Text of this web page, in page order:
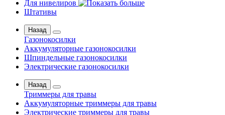
Для нивелиров
Штативы
Назад
Газонокосилки
Аккумуляторные газонокосилки
Шпиндельные газонокосилки
Электрические газонокосилки
Назад
Триммеры для травы
Аккумуляторные триммеры для травы
Электрические триммеры для травы